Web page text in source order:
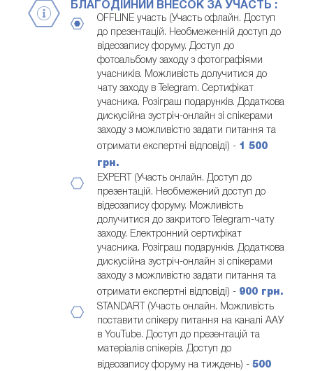
БЛАГОДІЙНИЙ ВНЕСОК ЗА УЧАСТЬ :
OFFLINE участь (Участь офлайн. Доступ
до презентацій. Необмеженній доступ до
відеозапису форуму. Доступ до
фотоальбому заходу з фотографіями
учасників. Можливість долучитися до
чату заходу в Telegram. Сертифікат
учасника. Розіграш подарунків. Додаткова
дискусійна зустріч-онлайн зі спікерами
заходу з можливістю задати питання та
отримати експертні відповіді) - 1 500
грн.
EXPERT (Участь онлайн. Доступ до
презентацій. Необмежений доступ до
відеозапису форуму. Можливість
долучитися до закритого Telegram-чату
заходу. Електронний сертифікат
учасника. Розіграш подарунків. Додаткова
дискусійна зустріч-онлайн зі спікерами
заходу з можливістю задати питання та
отримати експертні відповіді) - 900 грн.
STANDART (Участь онлайн. Можливість
поставити спікеру питання на каналі ААУ
в YouTube. Доступ до презентацій та
матеріалів спікерів. Доступ до
відеозапису форуму на тиждень) - 500